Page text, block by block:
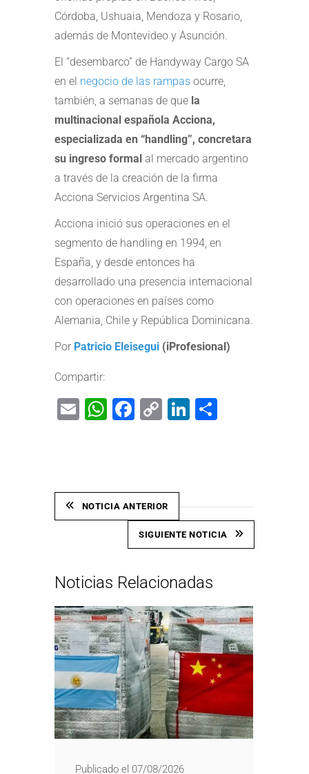
Córdoba, Ushuaia, Mendoza y Rosario,
además de Montevideo y Asunción.
El “desembarco” de Handyway Cargo SA
en el negocio de las rampas ocurre,
también, a semanas de que la
multinacional española Acciona,
especializada en “handling”, concretara
su ingreso formal al mercado argentino
a través de la creación de la firma
Acciona Servicios Argentina SA.
Acciona inició sus operaciones en el
segmento de handling en 1994, en
España, y desde entonces ha
desarrollado una presencia internacional
con operaciones en países como
Alemania, Chile y República Dominicana.
Por Patricio Eleisegui (iProfesional)
Compartir:
EmailWhatsApp
Facebook
CopyLinkedIn
NOTICIA ANTERIOR
SIGUIENTE NOTICIA
Noticias Relacionadas
Publicado el 07/08/2026